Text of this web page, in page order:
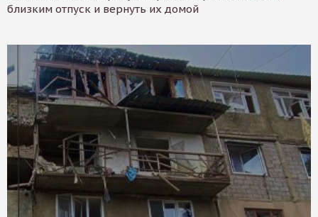
близким отпуск и вернуть их домой